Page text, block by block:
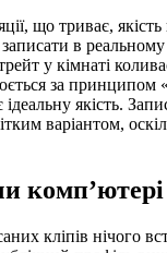
що триває,
в реальному
у кімнаті
за принципом
якість.
варіантом,
комп’ютері
кліпів нічого